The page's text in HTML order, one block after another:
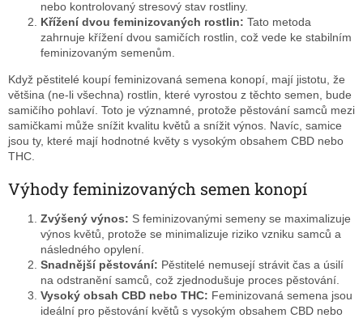
nebo kontrolovaný stresový stav rostliny.
Křížení dvou feminizovaných rostlin: Tato metoda
zahrnuje křížení dvou samičích rostlin, což vede ke stabilním
feminizovaným semenům.
Když pěstitelé koupí feminizovaná semena konopí, mají jistotu, že
většina (ne-li všechna) rostlin, které vyrostou z těchto semen, bude
samičího pohlaví. Toto je významné, protože pěstování samců mezi
samičkami může snížit kvalitu květů a snížit výnos. Navíc, samice
jsou ty, které mají hodnotné květy s vysokým obsahem CBD nebo
THC.
Výhody feminizovaných semen konopí
Zvýšený výnos: S feminizovanými semeny se maximalizuje
výnos květů, protože se minimalizuje riziko vzniku samců a
následného opylení.
Snadnější pěstování: Pěstitelé nemusejí strávit čas a úsilí
na odstranění samců, což zjednodušuje proces pěstování.
Vysoký obsah CBD nebo THC: Feminizovaná semena jsou
ideální pro pěstování květů s vysokým obsahem CBD nebo